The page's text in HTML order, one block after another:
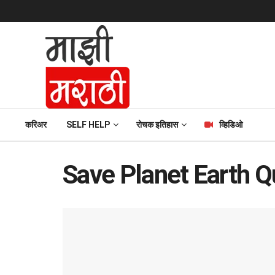
करिअर SELF HELP रोचक इतिहास व्हिडिओ
Save Planet Earth